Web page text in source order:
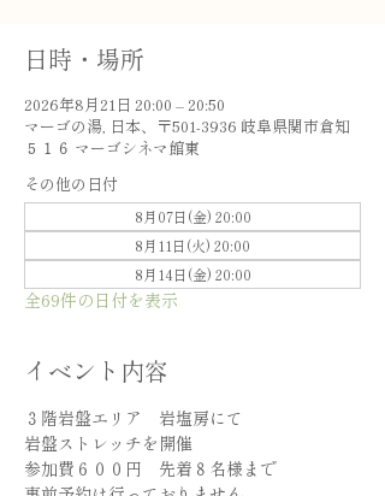
日時・場所
2026年8月21日 20:00 – 20:50
マーゴの湯, 日本、〒501-3936 岐阜県関市倉知
５１６ マーゴシネマ館東
その他の日付
8月07日(金) 20:00
8月11日(火) 20:00
8月14日(金) 20:00
全69件の日付を表示
イベント内容
３階岩盤エリア　岩塩房にて
岩盤ストレッチを開催
参加費６００円　先着８名様まで